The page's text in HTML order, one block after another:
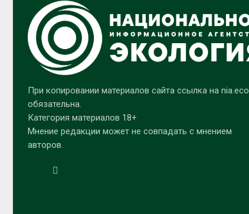
При копировании материалов сайта ссылка на nia.eco
обязательна.
Категория материалов 18+
Мнение редакции может не совпадать с мнением
авторов.